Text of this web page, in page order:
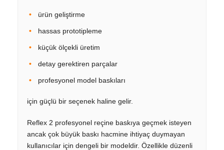
ürün geliştirme
hassas prototipleme
küçük ölçekli üretim
detay gerektiren parçalar
profesyonel model baskıları
için güçlü bir seçenek haline gelir.
Reflex 2 profesyonel reçine baskıya geçmek isteyen
ancak çok büyük baskı hacmine ihtiyaç duymayan
kullanıcılar için dengeli bir modeldir. Özellikle düzenli